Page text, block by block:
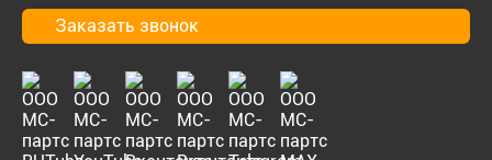
Заказать звонок